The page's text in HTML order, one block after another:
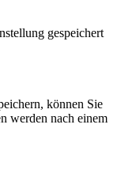
gespeichert
können Sie
werden nach einem